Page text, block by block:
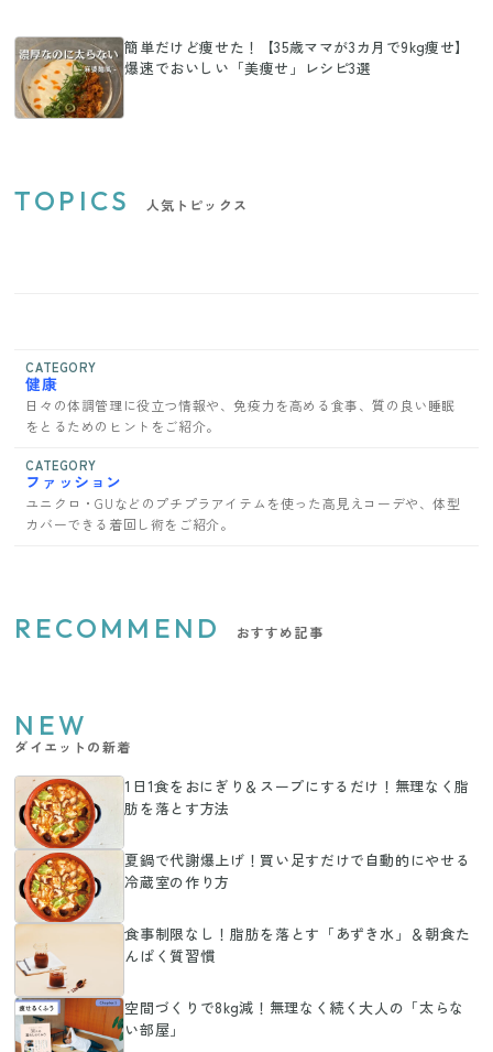
簡単だけど痩せた！【35歳ママが3カ月で9kg痩せ】
爆速でおいしい「美痩せ」レシピ3選
TOPICS 人気トピックス
CATEGORY
健康
日々の体調管理に役立つ情報や、免疫力を高める食事、質の良い睡眠
をとるためのヒントをご紹介。
CATEGORY
ファッション
ユニクロ・GUなどのプチプラアイテムを使った高見えコーデや、体型
カバーできる着回し術をご紹介。
RECOMMEND おすすめ記事
NEW
ダイエットの新着
1日1食をおにぎり＆スープにするだけ！無理なく脂
肪を落とす方法
夏鍋で代謝爆上げ！買い足すだけで自動的にやせる
冷蔵室の作り方
食事制限なし！脂肪を落とす「あずき水」＆朝食た
んぱく質習慣
空間づくりで8kg減！無理なく続く大人の「太らな
い部屋」